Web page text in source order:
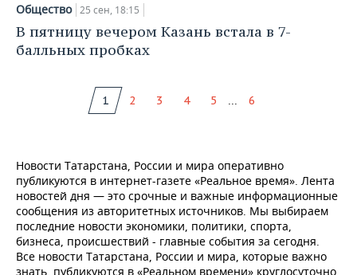
Общество 25 сен, 18:15
В пятницу вечером Казань встала в 7-
балльных пробках
1 2 3 4 5 6
Новости Татарстана, России и мира оперативно
публикуются в интернет-газете «Реальное время». Лента
новостей дня — это срочные и важные информационные
сообщения из авторитетных источников. Мы выбираем
последние новости экономики, политики, спорта,
бизнеса, происшествий - главные события за сегодня.
Все новости Татарстана, России и мира, которые важно
знать, публикуются в «Реальном времени» круглосуточно